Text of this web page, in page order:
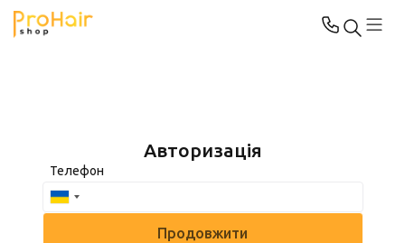
Авторизація
Телефон
Продовжити